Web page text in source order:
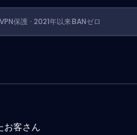
VPN保護 · 2021年以来BANゼロ
お客さん